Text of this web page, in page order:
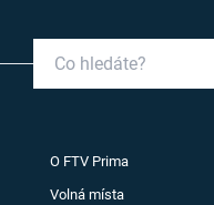
O FTV Prima
Volná místa